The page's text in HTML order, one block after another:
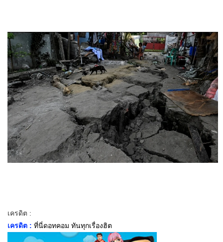
เครดิต :
เครดิต : ที่นี่ดอทคอม ทันทุกเรื่องฮิต